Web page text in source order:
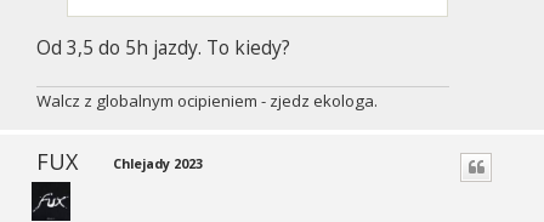
Od 3,5 do 5h jazdy. To kiedy?
Walcz z globalnym ocipieniem - zjedz ekologa.
FUX Chlejady 2023